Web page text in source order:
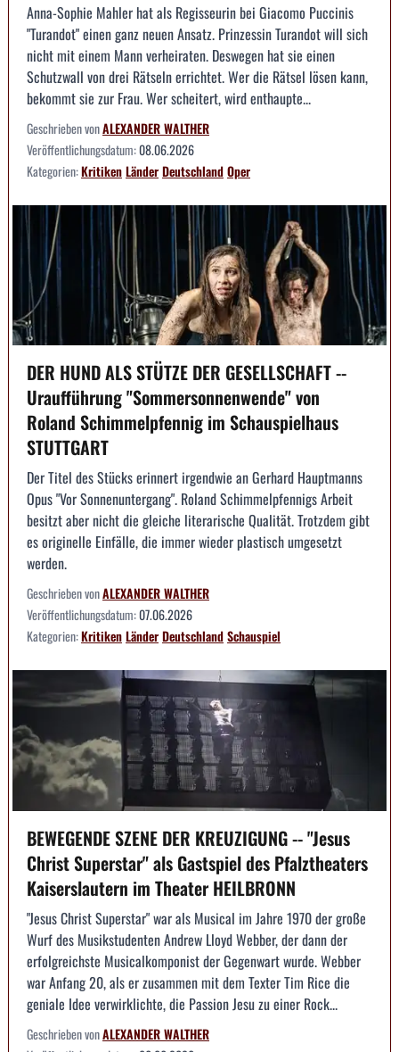
Anna-Sophie Mahler hat als Regisseurin bei Giacomo Puccinis
"Turandot" einen ganz neuen Ansatz. Prinzessin Turandot will sich
nicht mit einem Mann verheiraten. Deswegen hat sie einen
Schutzwall von drei Rätseln errichtet. Wer die Rätsel lösen kann,
bekommt sie zur Frau. Wer scheitert, wird enthaupte...
Geschrieben vonALEXANDER WALTHER
Veröffentlichungsdatum:08.06.2026
Kategorien:KritikenLänderDeutschlandOper
DER HUND ALS STÜTZE DER GESELLSCHAFT --
Uraufführung "Sommersonnenwende" von
Roland Schimmelpfennig im Schauspielhaus
STUTTGART
Der Titel des Stücks erinnert irgendwie an Gerhard Hauptmanns
Opus "Vor Sonnenuntergang". Roland Schimmelpfennigs Arbeit
besitzt aber nicht die gleiche literarische Qualität. Trotzdem gibt
es originelle Einfälle, die immer wieder plastisch umgesetzt
werden.
Geschrieben vonALEXANDER WALTHER
Veröffentlichungsdatum:07.06.2026
Kategorien:KritikenLänderDeutschlandSchauspiel
BEWEGENDE SZENE DER KREUZIGUNG -- "Jesus
Christ Superstar" als Gastspiel des Pfalztheaters
Kaiserslautern im Theater HEILBRONN
"Jesus Christ Superstar" war als Musical im Jahre 1970 der große
Wurf des Musikstudenten Andrew Lloyd Webber, der dann der
erfolgreichste Musicalkomponist der Gegenwart wurde. Webber
war Anfang 20, als er zusammen mit dem Texter Tim Rice die
geniale Idee verwirklichte, die Passion Jesu zu einer Rock...
Geschrieben vonALEXANDER WALTHER